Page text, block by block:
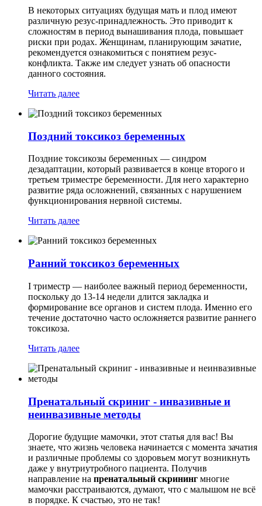
В некоторых ситуациях будущая мать и плод имеют
различную резус-принадлежность. Это приводит к
сложностям в период вынашивания плода, повышает
риски при родах. Женщинам, планирующим зачатие,
рекомендуется ознакомиться с понятием резус-
конфликта. Также им следует узнать об опасности
данного состояния.
Читать далее
Поздний токсикоз беременных
Поздние токсикозы беременных — синдром
дезадаптации, который развивается в конце второго и
третьем триместре беременности. Для него характерно
развитие ряда осложнений, связанных с нарушением
функционирования нервной системы.
Читать далее
Ранний токсикоз беременных
I триместр — наиболее важный период беременности,
поскольку до 13-14 недели длится закладка и
формирование все органов и систем плода. Именно его
течение достаточно часто осложняется развитие раннего
токсикоза.
Читать далее
Пренатальный скриниг - инвазивные и
неинвазивные методы
Дорогие будущие мамочки, этот статья для вас! Вы
знаете, что жизнь человека начинается с момента зачатия
и различные проблемы со здоровьем могут возникнуть
даже у внутриутробного пациента. Получив
направление на пренатальный скрининг многие
мамочки расстраиваются, думают, что с малышом не всё
в порядке. К счастью, это не так!